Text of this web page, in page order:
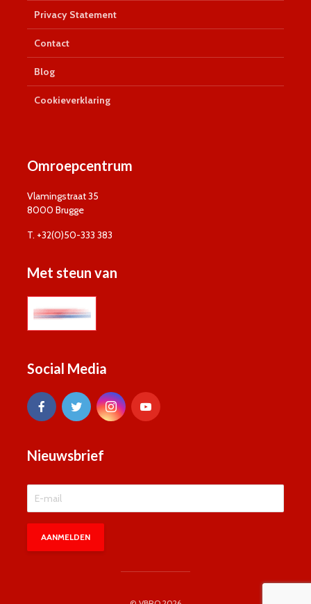
Privacy Statement
Contact
Blog
Cookieverklaring
Omroepcentrum
Vlamingstraat 35
8000 Brugge
T. +32(0)50-333 383
Met steun van
Social Media
Nieuwsbrief